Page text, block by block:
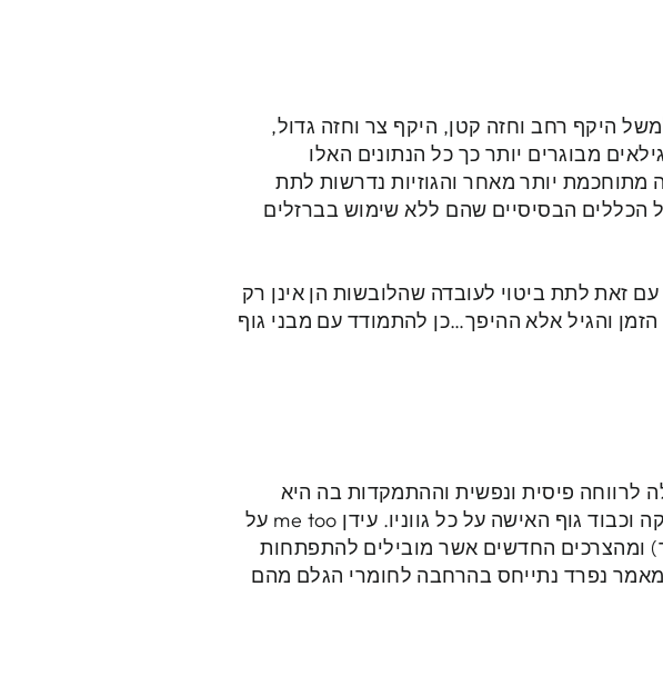
היקף רחב וחזה קטן, היקף צר וחזה גדול,
מבוגרים יותר כך כל הנתונים האלו
יותר מאחר והגוזיות נדרשות לתת
הכללים הבסיסיים שהם ללא שימוש בברזלים
עם זאת לתת ביטוי לעובדה שהלובשות הן אינן רק
והגיל אלא ההיפך…כן להתמודד עם מבני גוף
לרווחה פיסית ונפשית וההתמקדות בה היא
חסרת פשרות והנדבך הנוסף הוא היופי והביטוי החופשי למושג אסתטיקה וכבוד גוף האישה על כל גווניו. עידן me too על
ומהצרכים החדשים אשר מובילים להתפתחות
נפרד נתייחס בהרחבה לחומרי הגלם מהם